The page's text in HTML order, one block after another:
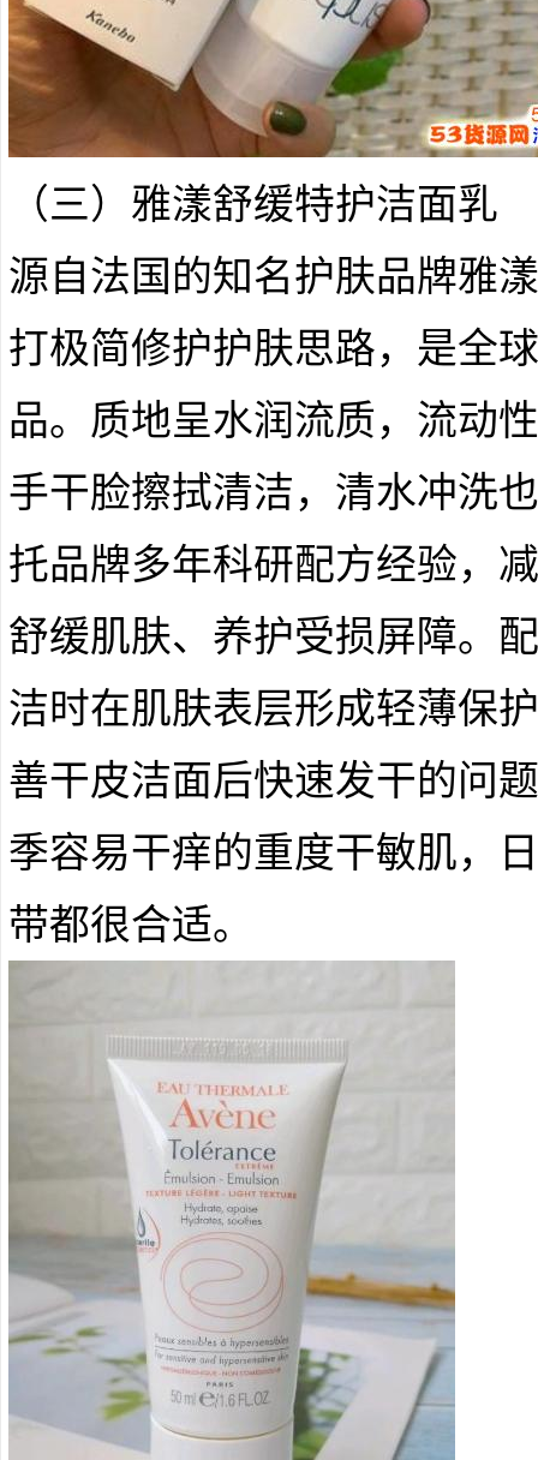
（三）雅漾舒缓特护洁面乳
源自法国的知名护肤品牌雅
打极简修护护肤思路，是全
品。质地呈水润流质，流动
手干脸擦拭清洁，清水冲洗
托品牌多年科研配方经验，
舒缓肌肤、养护受损屏障。
洁时在肌肤表层形成轻薄保
善干皮洁面后快速发干的问
季容易干痒的重度干敏肌，
带都很合适。